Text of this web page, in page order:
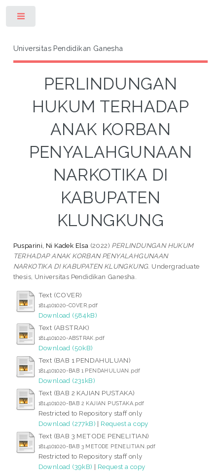
Universitas Pendidikan Ganesha
PERLINDUNGAN
HUKUM TERHADAP
ANAK KORBAN
PENYALAHGUNAAN
NARKOTIKA DI
KABUPATEN
KLUNGKUNG
Pusparini, Ni Kadek Elsa (2022) PERLINDUNGAN HUKUM
TERHADAP ANAK KORBAN PENYALAHGUNAAN
NARKOTIKA DI KABUPATEN KLUNGKUNG. Undergraduate
thesis, Universitas Pendidikan Ganesha.
Text (COVER)
1814101020-COVER.pdf
Download (584kB)
Text (ABSTRAK)
1814101020-ABSTRAK.pdf
Download (50kB)
Text (BAB 1 PENDAHULUAN)
1814101020-BAB 1 PENDAHULUAN.pdf
Download (231kB)
Text (BAB 2 KAJIAN PUSTAKA)
1814101020-BAB 2 KAJIAN PUSTAKA.pdf
Restricted to Repository staff only
Download (277kB) | Request a copy
Text (BAB 3 METODE PENELITIAN)
1814101020-BAB 3 METODE PENELITIAN.pdf
Restricted to Repository staff only
Download (39kB) | Request a copy